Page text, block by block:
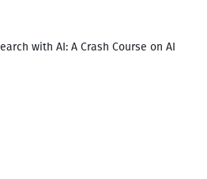
with AI: A Crash Course on AI